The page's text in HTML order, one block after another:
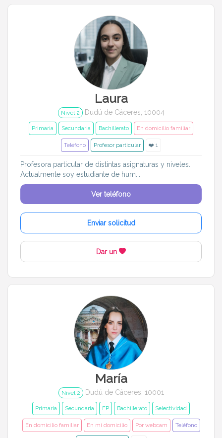
Laura
Nivel 2 Dudú de Cáceres, 10004
Primaria Secundaria Bachillerato En domicilio familiar
Teléfono Profesor particular ❤️ 1
Profesora particular de distintas asignaturas y niveles.
Actualmente soy estudiante de hum...
Ver teléfono
Enviar solicitud
Dar un
María
Nivel 2 Dudú de Cáceres, 10001
Primaria Secundaria FP Bachillerato Selectividad
En domicilio familiar En mi domicilio Por webcam Teléfono